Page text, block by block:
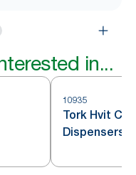
in...
10935
Tork Hvit